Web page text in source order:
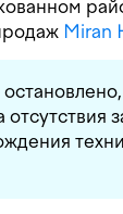
Miran
отсутствия